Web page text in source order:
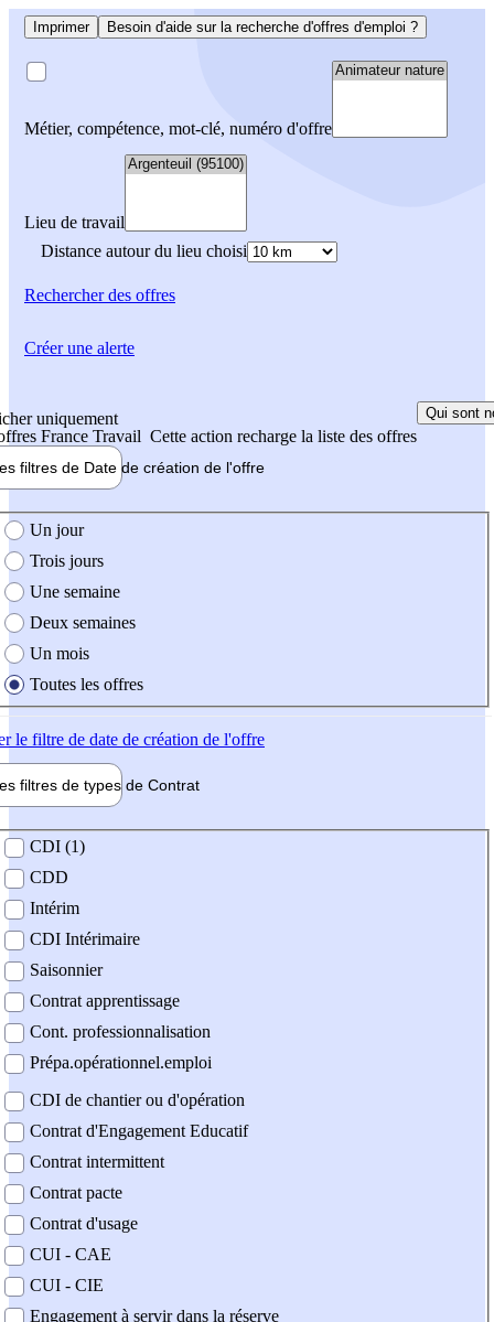
Imprimer Besoin d'aide sur la recherche d'offres d'emploi ?
Métier, compétence, mot-clé, numéro d'offre
Lieu de travail
Distance autour du lieu choisi
Rechercherdes offres
uniquement
France Travail Cette action recharge la liste des offres
Qui sont
filtres de Date de création de l'offre
création de l'offre
Un jour
Trois jours
Une semaine
Deux semaines
Un mois
Toutes les offres
le filtre de date de création de l'offre
filtres de types de Contrat
contrat
CDI (1)
CDD
Intérim
CDI Intérimaire
Saisonnier
Contrat apprentissage
Cont. professionnalisation
Prépa.opérationnel.emploi
CDI de chantier ou d'opération
Contrat d'Engagement Educatif
Contrat intermittent
Contrat pacte
Contrat d'usage
CUI - CAE
CUI - CIE
Engagement à servir dans la réserve
Créer une alerte